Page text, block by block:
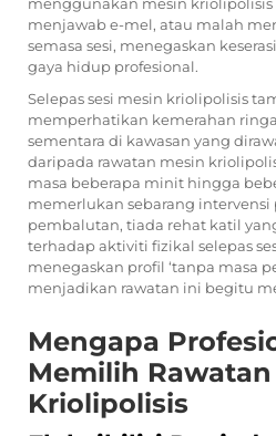
menjawab e-mel, atau malah
semasa sesi, menegaskan
gaya hidup profesional.
Selepas sesi mesin kriolipolisis
memperhatikan kemerahan
sementara di kawasan yang
daripada rawatan mesin
masa beberapa minit hingga
memerlukan sebarang intervensi
pembalutan, tiada rehat katil
terhadap aktiviti fizikal selepas
menegaskan profil ‘tanpa masa
menjadikan rawatan ini begitu
Mengapa
Memilih
Kriolipolisis